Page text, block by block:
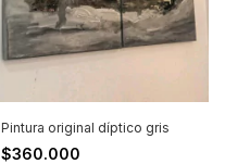
Pintura original díptico gris
$360.000